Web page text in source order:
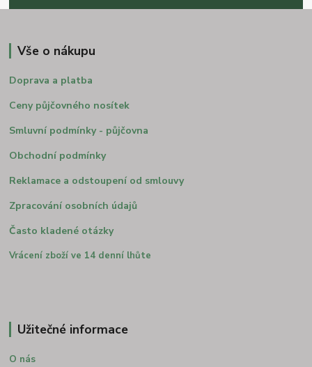
Vše o nákupu
Doprava a platba
Ceny půjčovného nosítek
Smluvní podmínky - půjčovna
Obchodní podmínky
Reklamace a odstoupení od smlouvy
Zpracování osobních údajů
Často kladené otázky
Vrácení zboží ve 14 denní lhůte
Užitečné informace
O nás